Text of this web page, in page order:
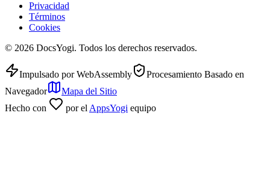
Privacidad
Términos
Cookies
© 2026 DocsYogi. Todos los derechos reservados.
Impulsado por WebAssembly
Procesamiento Basado en
Navegador
Mapa del Sitio
Hecho con
por el AppsYogi equipo